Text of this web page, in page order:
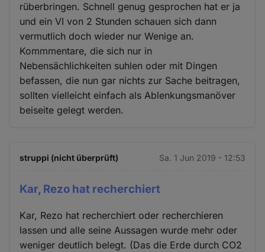
rüberbringen. Schnell genug gesprochen hat er ja
und ein VI von 2 Stunden schauen sich dann
vermutlich doch wieder nur Wenige an.
Kommmentare, die sich nur in
Nebensächlichkeiten suhlen oder mit Dingen
befassen, die nun gar nichts zur Sache beitragen,
sollten vielleicht einfach als Ablenkungsmanöver
beiseite gelegt werden.
struppi (nicht überprüft) Sa. 1 Jun 2019 - 12:53
Kar, Rezo hat recherchiert
Kar, Rezo hat recherchiert oder recherchieren
lassen und alle seine Aussagen wurde mehr oder
weniger deutlich belegt. (Das die Erde durch CO2